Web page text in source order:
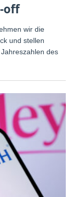
off
wir die
und stellen
des